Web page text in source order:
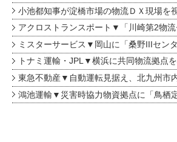
小池都知事が淀橋市場の物流ＤＸ現場を
アクロストランスポート▼「川崎第2物
ミスターサービス▼岡山に「桑野IIIセン
トナミ運輸・JPL▼横浜に共同物流拠点
東急不動産▼自動運転見据え、北九州市
鴻池運輸▼災害時協力物資拠点に「鳥栖